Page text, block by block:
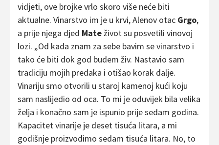
vidjeti, ove brojke vrlo skoro više neće biti
aktualne. Vinarstvo im je u krvi, Alenov otac Grgo,
a prije njega djed Mateživot su posvetili vinovoj
lozi. „Od kada znam za sebe bavim se vinarstvo i
tako će biti dok god budem živ. Nastavio sam
tradiciju mojih predaka i otišao korak dalje.
Vinariju smo otvorili u staroj kamenoj kući koju
sam naslijedio od oca. To mi je oduvijek bila velika
želja i konačno sam je ispunio prije sedam godina.
Kapacitet vinarije je deset tisuća litara, a mi
godišnje proizvodimo sedam tisuća litara. No, to